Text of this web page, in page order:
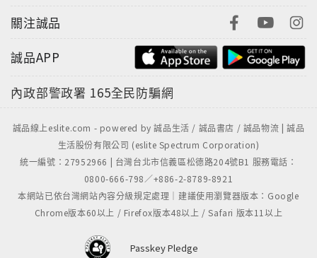
關注誠品
誠品APP
內政部警政署 165全民防騙網
誠品線上eslite.com - powered by 誠品生活 / 誠品書店 / 誠品物流 | 誠品
生活股份有限公司 (eslite Spectrum Corporation)
統一編號：27952966 | 台灣台北市信義區松德路204號B1 服務電話：
0800-666-798／+886-2-8789-8921
本網站已依台灣網站內容分級規定處理｜建議使用瀏覽器版本：Google
Chrome版本60以上 / Firefox版本48以上 / Safari 版本11以上
Passkey Pledge